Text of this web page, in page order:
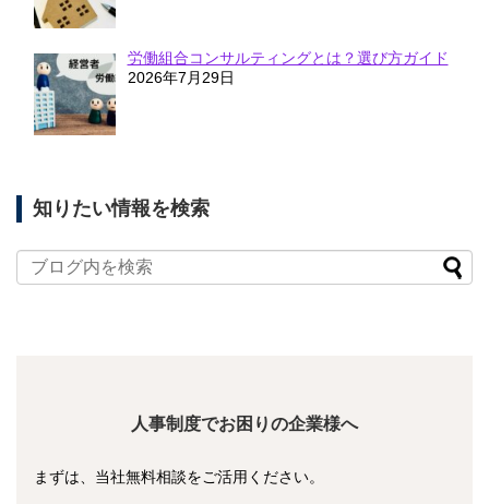
労働組合コンサルティングとは？選び方ガイド
2026年7月29日
知りたい情報を検索
人事制度でお困りの企業様へ
まずは、当社無料相談をご活用ください。